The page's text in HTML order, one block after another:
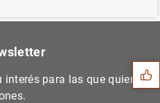
Sugerencias
interés para las que quieres